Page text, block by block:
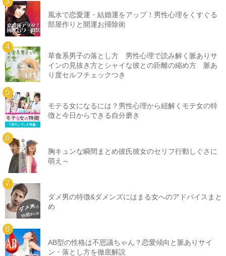
風水で恋愛運・結婚運をアップ！男性心理をくすぐる
部屋作りと開運お掃除術
草食系男子の落とし方 男性心理で読み解く脈ありサ
インの見抜き方とシャイな彼との距離の縮め方 脈あ
り度セルフチェックつき
モテる女になるには？男性心理から紐解くモテ女の特
徴と今日からできる自分磨き
胸キュンな瞬間まとめ彼氏彼女のセリフ行動しぐさに
萌え～
ダメ男の特徴&ダメンズにはまる女へのアドバイスまと
め
AB型の性格は不思議ちゃん？恋愛傾向と脈ありサイ
ン・落とし方を徹底解説